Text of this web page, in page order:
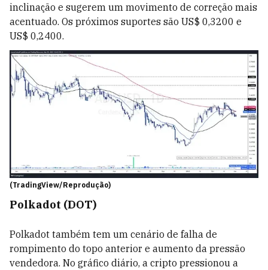
inclinação e sugerem um movimento de correção mais
acentuado. Os próximos suportes são US$ 0,3200 e
US$ 0,2400.
(TradingView/Reprodução)
Polkadot (DOT)
Polkadot também tem um cenário de falha de
rompimento do topo anterior e aumento da pressão
vendedora. No gráfico diário, a cripto pressionou a